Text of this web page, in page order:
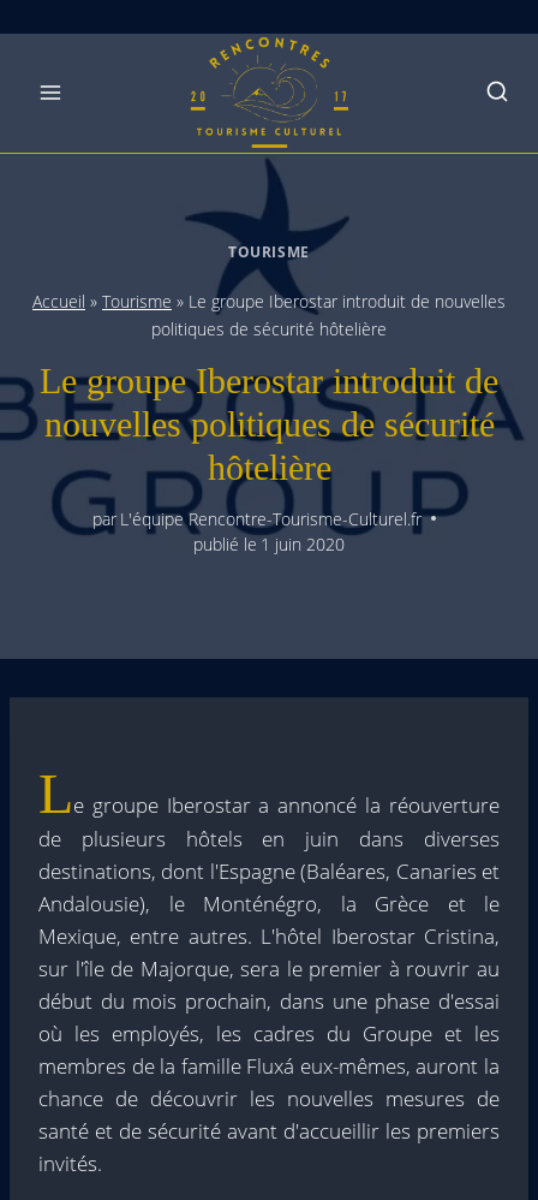
TOURISME
Accueil » Tourisme » Le groupe Iberostar introduit de nouvelles
politiques de sécurité hôtelière
Le groupe Iberostar introduit de
nouvelles politiques de sécurité
hôtelière
par L'équipe Rencontre-Tourisme-Culturel.fr
publié le 1 juin 2020
Le groupe Iberostar a annoncé la réouverture
de plusieurs hôtels en juin dans diverses
destinations, dont l'Espagne (Baléares, Canaries et
Andalousie), le Monténégro, la Grèce et le
Mexique, entre autres. L'hôtel Iberostar Cristina,
sur l'île de Majorque, sera le premier à rouvrir au
début du mois prochain, dans une phase d'essai
où les employés, les cadres du Groupe et les
membres de la famille Fluxá eux-mêmes, auront la
chance de découvrir les nouvelles mesures de
santé et de sécurité avant d'accueillir les premiers
invités.